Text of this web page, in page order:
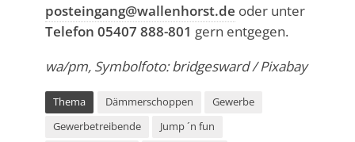
posteingang@wallenhorst.de oder unter
Telefon 05407 888-801 gern entgegen.
wa/pm, Symbolfoto: bridgesward / Pixabay
Thema Dämmerschoppen
Gewerbe
Gewerbetreibende
Jump ´n fun